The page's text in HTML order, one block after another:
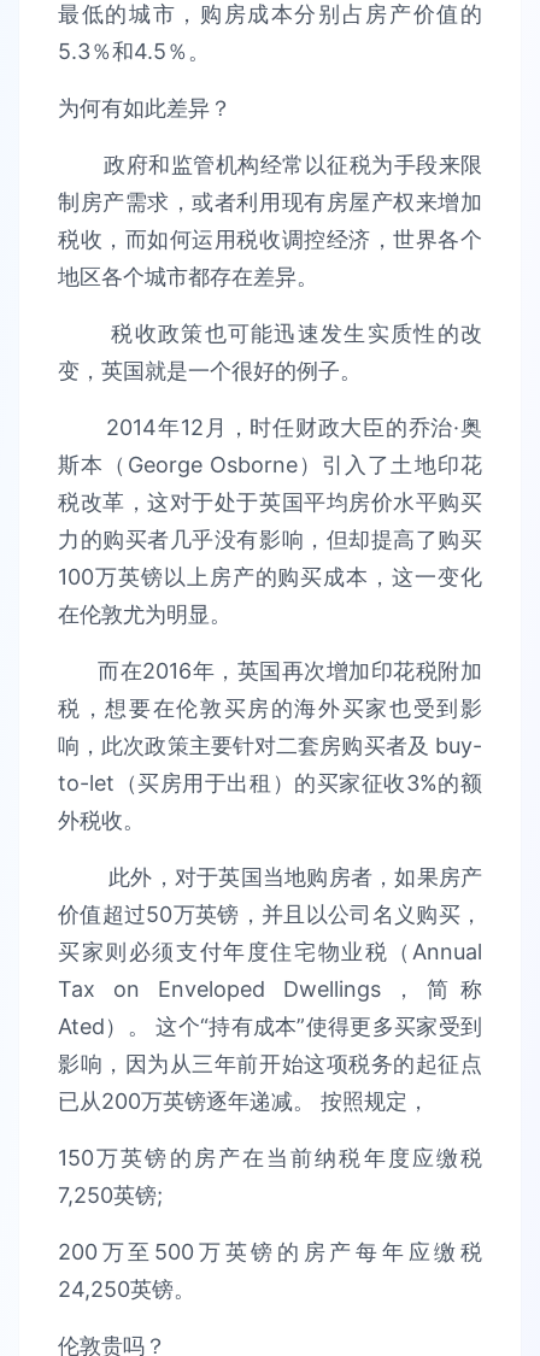
最低的城市，购房成本分别占房产价值的
5.3％和4.5％。
为何有如此差异？
政府和监管机构经常以征税为手段来限
制房产需求，或者利用现有房屋产权来增加
税收，而如何运用税收调控经济，世界各个
地区各个城市都存在差异。
税收政策也可能迅速发生实质性的改
变，英国就是一个很好的例子。
2014年12月，时任财政大臣的乔治·奥
斯本（George Osborne）引入了土地印花
税改革，这对于处于英国平均房价水平购买
力的购买者几乎没有影响，但却提高了购买
100万英镑以上房产的购买成本，这一变化
在伦敦尤为明显。
而在2016年，英国再次增加印花税附加
税，想要在伦敦买房的海外买家也受到影
响，此次政策主要针对二套房购买者及 buy-
to-let（买房用于出租）的买家征收3%的额
外税收。
此外，对于英国当地购房者，如果房产
价值超过50万英镑，并且以公司名义购买，
买家则必须支付年度住宅物业税（Annual
Tax on Enveloped Dwellings，简称
Ated）。 这个“持有成本”使得更多买家受到
影响，因为从三年前开始这项税务的起征点
已从200万英镑逐年递减。 按照规定，
150万英镑的房产在当前纳税年度应缴税
7,250英镑;
200万至500万英镑的房产每年应缴税
24,250英镑。
伦敦贵吗？